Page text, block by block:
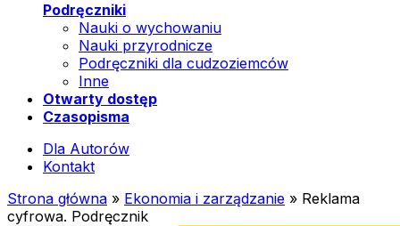
Podręczniki
Nauki o wychowaniu
Nauki przyrodnicze
Podręczniki dla cudzoziemców
Inne
Otwarty dostęp
Czasopisma
Dla Autorów
Kontakt
Strona główna » Ekonomia i zarządzanie » Reklama
cyfrowa. Podręcznik